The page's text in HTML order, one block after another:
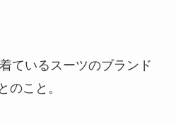
ているスーツのブランド
のこと。